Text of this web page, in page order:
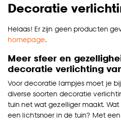
Decoratie
Helaas! Er zijn geen producten
homepage.
Meer sfeer en
decoratie verlichting
Voor decoratie lampjes moet je
diverse soorten decoratie
tuin net wat gezelliger maakt.
een lichtsnoer in de tuin? Met